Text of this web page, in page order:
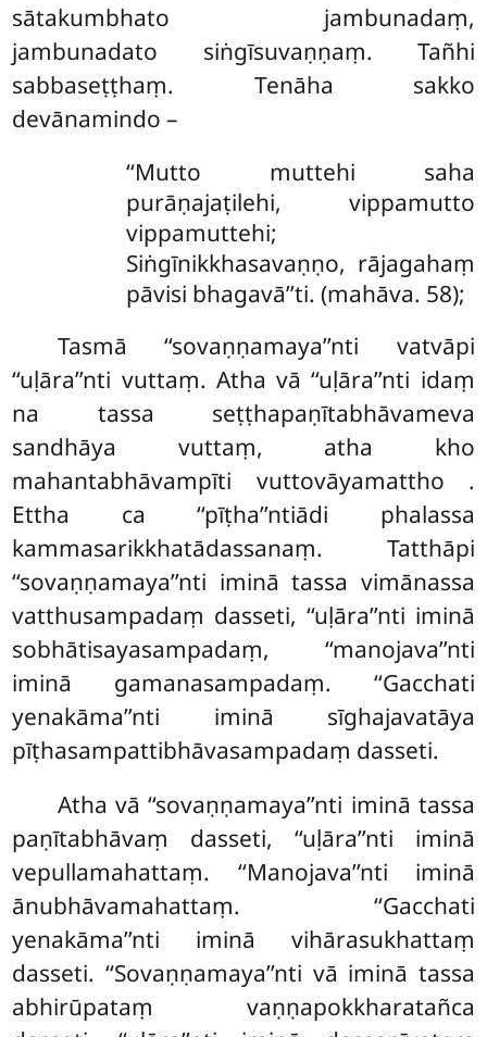
sātakumbhato jambunadaṃ,
jambunadato siṅgīsuvaṇṇaṃ. Tañhi
sabbaseṭṭhaṃ. Tenāha sakko
devānamindo –
‘‘Mutto muttehi saha
purāṇajaṭilehi, vippamutto
vippamuttehi;
Siṅgīnikkhasavaṇṇo, rājagahaṃ
pāvisi bhagavā’’ti. (mahāva. 58);
Tasmā ‘‘sovaṇṇamaya’’nti vatvāpi
‘‘uḷāra’’nti vuttaṃ. Atha vā ‘‘uḷāra’’nti idaṃ
na tassa seṭṭhapaṇītabhāvameva
sandhāya vuttaṃ, atha kho
mahantabhāvampīti vuttovāyamattho .
Ettha ca ‘‘pīṭha’’ntiādi phalassa
kammasarikkhatādassanaṃ. Tatthāpi
‘‘sovaṇṇamaya’’nti iminā tassa vimānassa
vatthusampadaṃ dasseti, ‘‘uḷāra’’nti iminā
sobhātisayasampadaṃ, ‘‘manojava’’nti
iminā gamanasampadaṃ. ‘‘Gacchati
yenakāma’’nti iminā sīghajavatāya
pīṭhasampattibhāvasampadaṃ dasseti.
Atha vā ‘‘sovaṇṇamaya’’nti iminā tassa
paṇītabhāvaṃ dasseti, ‘‘uḷāra’’nti iminā
vepullamahattaṃ. ‘‘Manojava’’nti iminā
ānubhāvamahattaṃ. ‘‘Gacchati
yenakāma’’nti iminā vihārasukhattaṃ
dasseti. ‘‘Sovaṇṇamaya’’nti vā iminā tassa
abhirūpataṃ vaṇṇapokkharatañca